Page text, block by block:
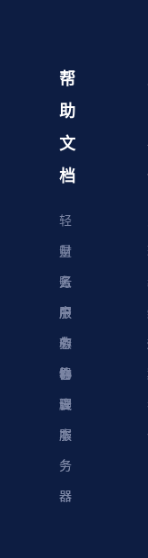
帮
助
文
档
轻
量
云
服
务
器
财
务
中
心
账
户
中
心
服
务
协
议
软
件
脚
本
物
理
服
务
器
云
服
务
器